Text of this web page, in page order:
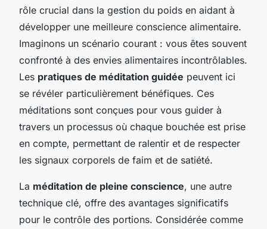
rôle crucial dans la gestion du poids en aidant à
développer une meilleure conscience alimentaire.
Imaginons un scénario courant : vous êtes souvent
confronté à des envies alimentaires incontrôlables.
Les pratiques de méditation guidée peuvent ici
se révéler particulièrement bénéfiques. Ces
méditations sont conçues pour vous guider à
travers un processus où chaque bouchée est prise
en compte, permettant de ralentir et de respecter
les signaux corporels de faim et de satiété.
La méditation de pleine conscience, une autre
technique clé, offre des avantages significatifs
pour le contrôle des portions. Considérée comme